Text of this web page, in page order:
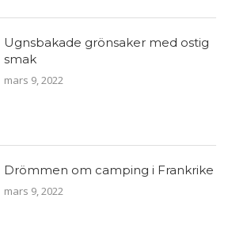
Ugnsbakade grönsaker med ostig
smak
mars 9, 2022
Drömmen om camping i Frankrike
mars 9, 2022